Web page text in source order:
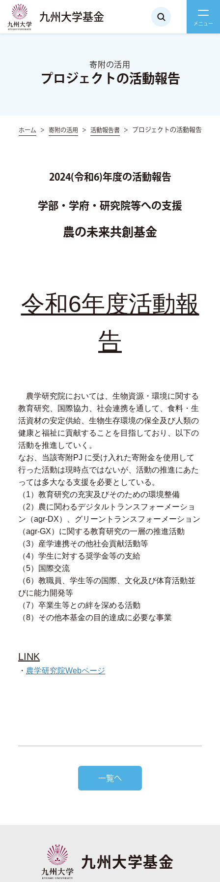
九州大学基金
寄附の活用
プロジェクトの活動報告
ホーム 寄附の活用 活動報告書 プロジェクトの活動報告
2024(令和6)年度の活動報告
学部・学府・研究院等への支援
農の未来共創基金
令和6年度活動報
告
農学研究院においては、生物資源・環境に関する
教育研究、国際協力、社会連携を通して、食料・生
活資材の安定供給、生物生存環境の保全及び人類の
健康と福祉に貢献することを目指しており、以下の
活動を推進していく。
なお、当該寄附PJ に受け⼊れた寄附⾦を使⽤して
⾏った活動は現時点ではないが、活動の推進にあた
っては多大なる支援を必要としている。
（1）教育研究の充実及びそのための環境整備
（2）農に関わるデジタルトランスフォーメーショ
ン（agr-DX）、グリーントランスフォーメーション
（agr-GX）に関する教育研究の一層の推進活動
（3）産学連携その他社会貢献活動等
（4）学生に対する奨学金等の支給
（5）国際交流
（6）教職員、学生等の国際、文化及び体育活動並
びに能力開発等
（7）卒業生等との絆を深める活動
（8）その他本基金の目的達成に必要な事業
LINK
・ 農学研究院Webページ
一覧へ
九州大学基金